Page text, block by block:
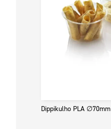
Dippikulho PLA ∅70mm